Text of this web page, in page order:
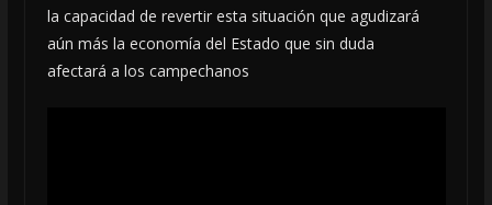
la capacidad de revertir esta situación que agudizará
aún más la economía del Estado que sin duda
afectará a los campechanos